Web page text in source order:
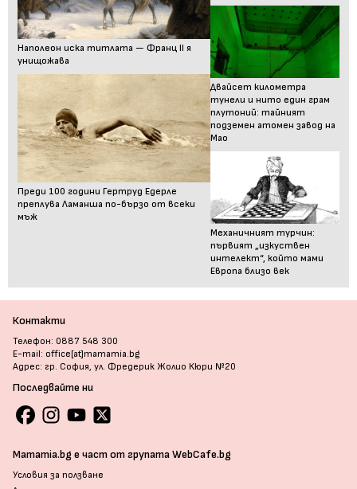
Наполеон иска титлата — Франц II я
унищожава
Преди 100 години Гертруд Едерле
преплува Ламанша по-бързо от всеки
мъж
Двайсет километра
тунели и нито един грам
плутоний: тайният
подземен атомен завод на
Мао
Механичният турчин:
първият „изкуствен
интелект“, който мами
Европа близо век
Контакти
Телефон: 0887 548 300
E-mail: office[at]mamamia.bg
Адрес: гр. София, ул. Фредерик Жолио Кюри №20
Последвайте ни
Mamamia.bg е част от групата WebCafe.bg
Условия за ползване